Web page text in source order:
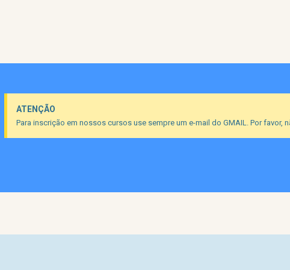
ATENÇÃO
Para inscrição em nossos cursos use sempre um e-mail do GMAIL. Por favor,